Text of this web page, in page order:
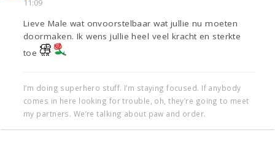
11:09
Lieve Male wat onvoorstelbaar wat jullie nu moeten
doormaken. Ik wens jullie heel veel kracht en sterkte
toe
I’m doing superhero stuff. I’m staying focused. If anybody
comes in here looking for trouble, oh, they’re going to meet
my partners. We’re talking about paw and order.